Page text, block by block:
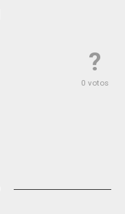
?
0 votos